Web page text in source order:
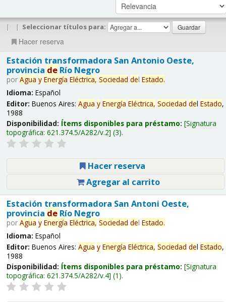
| | Seleccionar títulos para:
Hacer reserva
Estación transformadora San Antonio Oeste,
provincia deRío Negro
por Agua y Energía Eléctrica, Sociedad del Estado.
Idioma: Español
Editor: Buenos Aires: Agua y Energía Eléctrica, Sociedad del Estado,
1988
Disponibilidad: Ítems disponibles para préstamo: Signatura
topográfica: 621.374.5/A282/v.2 (3).
Hacer reserva
Agregar al carrito
Estación transformadora San Antoni Oeste,
provincia deRío Negro
por Agua y Energía Eléctrica, Sociedad del Estado.
Idioma: Español
Editor: Buenos Aires: Agua y Energía Eléctrica, Sociedad del Estado,
1988
Disponibilidad: Ítems disponibles para préstamo: Signatura
topográfica: 621.374.5/A282/v.4 (1).